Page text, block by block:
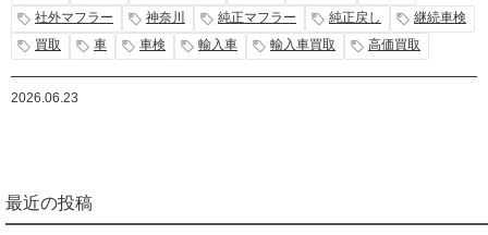
社外マフラー
神奈川 純正マフラー 純正戻し
継続車検
買取
車 車検 輸入車 輸入車買取 高価買取
2026.06.23
最近の投稿